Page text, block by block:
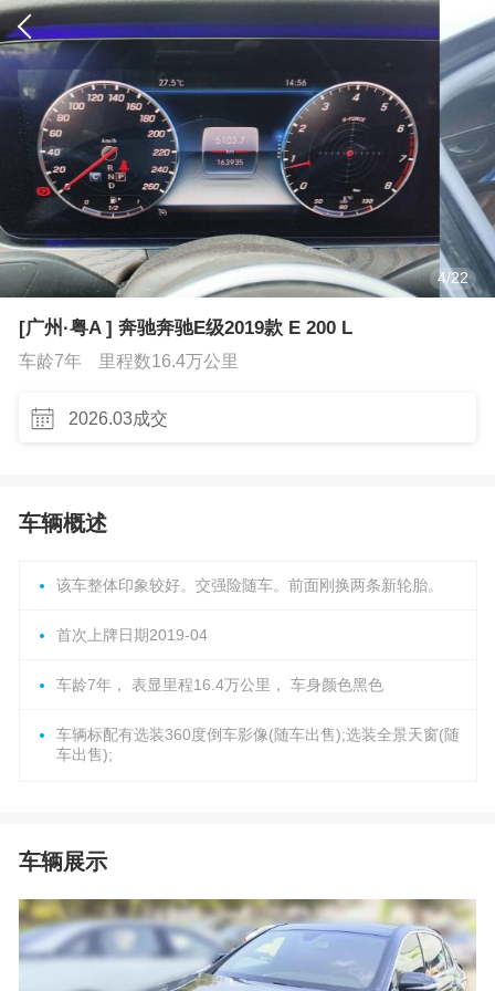
4/22
[广州·粤A ] 奔驰奔驰E级2019款 E 200 L
车龄7年 里程数16.4万公里
2026.03成交
车辆概述
该车整体印象较好。交强险随车。前面刚换两条新轮胎。
首次上牌日期2019-04
车龄7年， 表显里程16.4万公里， 车身颜色黑色
车辆标配有选装360度倒车影像(随车出售);选装全景天窗(随
车出售);
车辆展示